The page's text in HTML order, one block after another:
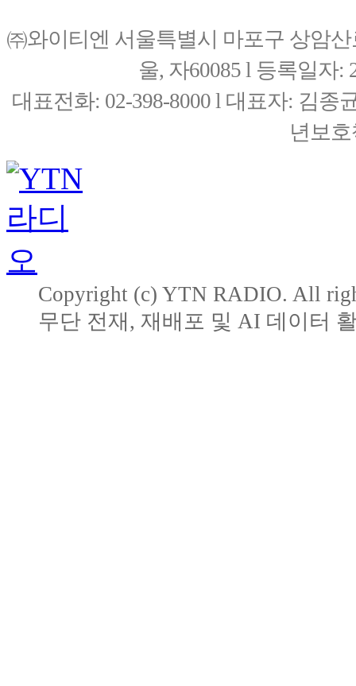
㈜와이티엔 서울특별시 마포구 상암
울, 자60085 l 등록일자:
대표전화: 02-398-8000 l 대표자: 김종
년보
Copyright (c) YTN RADIO. All
무단 전재, 재배포 및 AI 데이터